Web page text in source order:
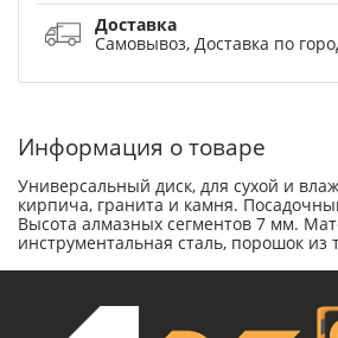
Доставка
Самовывоз, Доставка по
Информация о товаре
Универсальный диск, для сухой и
кирпича, гранита и камня.
Высота алмазных сегментов 7 мм.
инструментальная сталь, порошок из